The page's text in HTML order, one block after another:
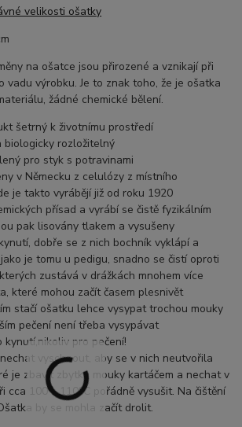
velikosti ošatky
na ošatce jsou přirozené a vznikají při
vadu výrobku. Je to znak toho, že je ošatka
žádné chemické bělení.
šetrný k životnímu prostředí
biologicky rozložitelný
pro styk s potravinami
v Německu z celulózy z místního
je takto vyrábějí již od roku 1920
přísad a vyrábí se čistě fyzikálním
pak lisovány tlakem a vysušeny
dobře se z nich bochník vyklápí a
je tomu u pedigu, snadno se čistí oproti
zustává v drážkách mnohem více
které mohou začít časem plesnivět
stačí ošatku lehce vysypat trochou mouky
pečení není třeba vysypávat
pro pečení!
vyschnout, aby se v nich neutvořila
je zbavit zbytku mouky kartáčem a nechat v
cca 100 – 110°C pořádně vysušit. Na čištění
by se mohla začít drolit.